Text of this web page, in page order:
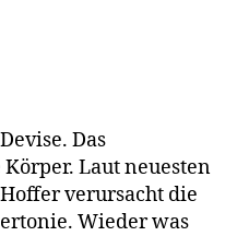
Das
Laut neuesten
verursacht die
Wieder was